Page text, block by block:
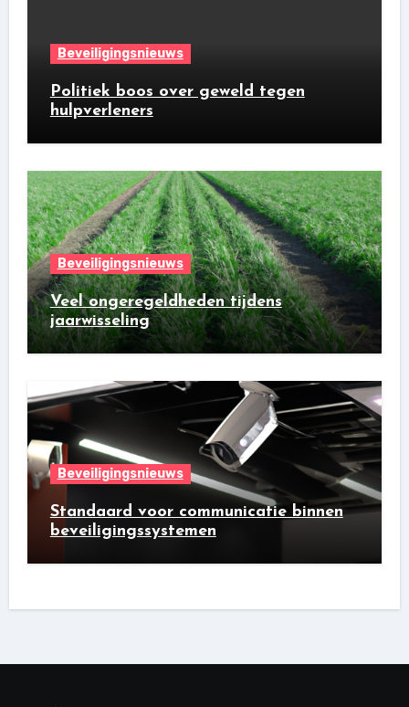
Beveiligingsnieuws
Politiek boos over geweld tegen
hulpverleners
Beveiligingsnieuws
Veel ongeregeldheden tijdens
jaarwisseling
Beveiligingsnieuws
Standaard voor communicatie binnen
beveiligingssystemen